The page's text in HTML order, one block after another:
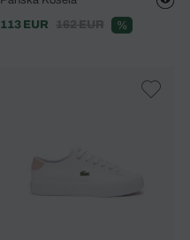
113 EUR
162 EUR %